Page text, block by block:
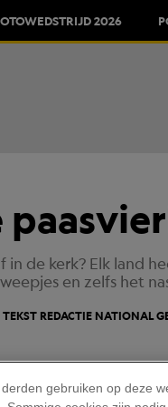
2026
in de kerk? Elk land
en zelfs het
TEKST REDACTIE NATIONAL
gebruiken op deze